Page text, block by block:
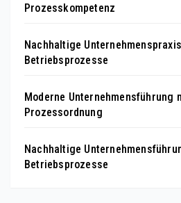
Prozesskompetenz
Nachhaltige
Betriebsprozesse
Moderne Unternehmensführung
Prozessordnung
Nachhaltige
Betriebsprozesse